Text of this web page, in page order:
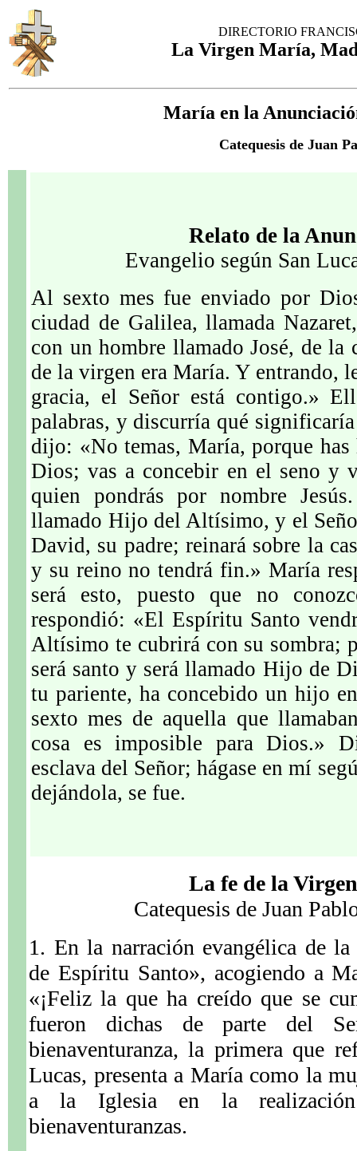
DIRECTORIO
La Virgen María,
María en la
Catequesis de Juan
Relato de la
Evangelio según San
Al sexto mes fue enviado por
ciudad de Galilea, llamada
con un hombre llamado José, de la
de la virgen era María. Y entrando,
gracia, el Señor está contigo.»
palabras, y discurría qué
dijo: «No temas, María, porque
Dios; vas a concebir en el seno y
quien pondrás por nombre
llamado Hijo del Altísimo, y el
David, su padre; reinará sobre la
y su reino no tendrá fin.» María
será esto, puesto que no
respondió: «El Espíritu Santo
Altísimo te cubrirá con su sombra;
será santo y será llamado Hijo de
tu pariente, ha concebido un hijo
sexto mes de aquella que
cosa es imposible para Dios.»
esclava del Señor; hágase en mí
dejándola, se fue.
La fe de la
Catequesis de Juan
1. En la narración evangélica de
de Espíritu Santo», acogiendo a
«¡Feliz la que ha creído que se
fueron dichas de parte del
bienaventuranza, la primera que
Lucas, presenta a María como la
a la Iglesia en la
bienaventuranzas.